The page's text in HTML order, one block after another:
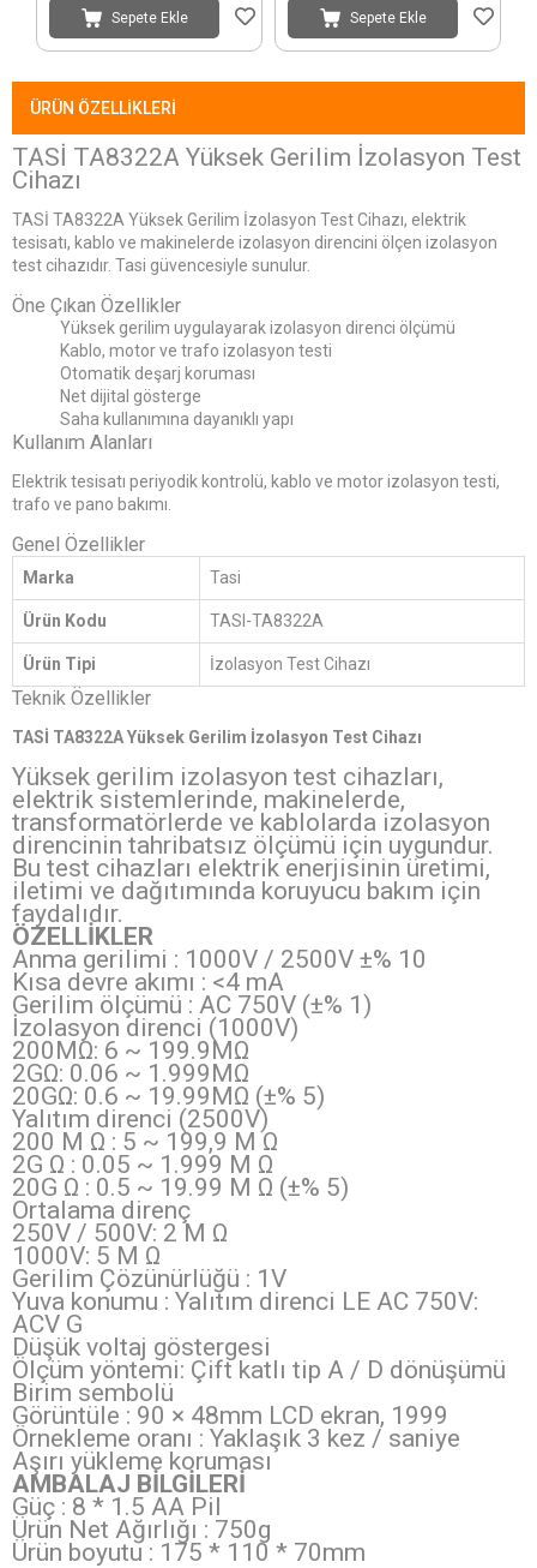
Sepete Ekle Sepete Ekle
ÜRÜN ÖZELLIKLERI
TASİ TA8322A Yüksek Gerilim İzolasyon Test
Cihazı
TASİ TA8322A Yüksek Gerilim İzolasyon Test Cihazı, elektrik
tesisatı, kablo ve makinelerde izolasyon direncini ölçen izolasyon
test cihazıdır. Tasi güvencesiyle sunulur.
Öne Çıkan Özellikler
Yüksek gerilim uygulayarak izolasyon direnci ölçümü
Kablo, motor ve trafo izolasyon testi
Otomatik deşarj koruması
Net dijital gösterge
Saha kullanımına dayanıklı yapı
Kullanım Alanları
Elektrik tesisatı periyodik kontrolü, kablo ve motor izolasyon testi,
trafo ve pano bakımı.
Genel Özellikler
Marka Tasi
Ürün Kodu TASI-TA8322A
Ürün Tipi İzolasyon Test Cihazı
Teknik Özellikler
TASİ TA8322A Yüksek Gerilim İzolasyon Test Cihazı
Yüksek gerilim izolasyon test cihazları,
elektrik sistemlerinde, makinelerde,
transformatörlerde ve kablolarda izolasyon
direncinin tahribatsız ölçümü için uygundur.
Bu test cihazları elektrik enerjisinin üretimi,
iletimi ve dağıtımında koruyucu bakım için
faydalıdır.
ÖZELLİKLER
Anma gerilimi : 1000V / 2500V ±% 10
Kısa devre akımı : <4 mA
Gerilim ölçümü : AC 750V (±% 1)
İzolasyon direnci (1000V)
200MΩ: 6 ~ 199.9MΩ
2GΩ: 0.06 ~ 1.999MΩ
20GΩ: 0.6 ~ 19.99MΩ (±% 5)
Yalıtım direnci (2500V)
200 M Ω : 5 ~ 199,9 M Ω
2G Ω : 0.05 ~ 1.999 M Ω
20G Ω : 0.5 ~ 19.99 M Ω (±% 5)
Ortalama direnç
250V / 500V: 2 M Ω
1000V: 5 M Ω
Gerilim Çözünürlüğü : 1V
Yuva konumu : Yalıtım direnci LE AC 750V:
ACV G
Düşük voltaj göstergesi
Ölçüm yöntemi: Çift katlı tip A / D dönüşümü
Birim sembolü
Görüntüle : 90 × 48mm LCD ekran, 1999
Örnekleme oranı : Yaklaşık 3 kez / saniye
Aşırı yükleme koruması
AMBALAJ BİLGİLERİ
Güç : 8 * 1.5 AA Pil
Ürün Net Ağırlığı : 750g
Ürün boyutu : 175 * 110 * 70mm